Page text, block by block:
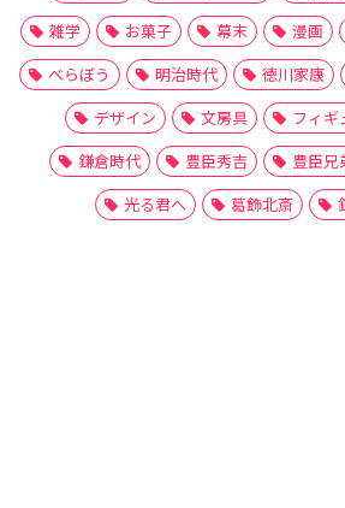
雑学
お菓子 幕末 漫画
べらぼう
明治時代 徳川家康
デザイン
文房具 フィギ
鎌倉時代
豊臣秀吉 豊臣兄
光る君へ
葛飾北斎